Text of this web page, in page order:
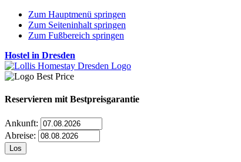
Zum Hauptmenü springen
Zum Seiteninhalt springen
Zum Fußbereich springen
Hostel in Dresden
Reservieren mit Bestpreisgarantie
Ankunft:
Abreise: